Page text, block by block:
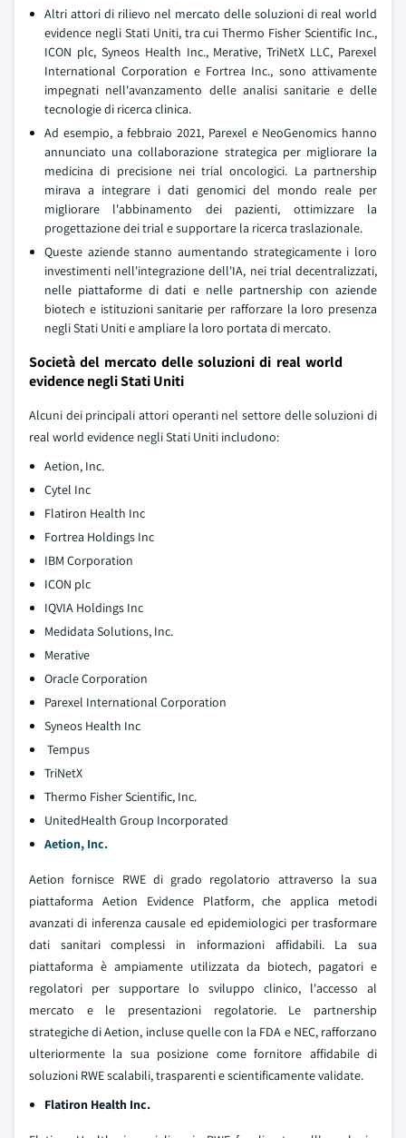
Altri attori di rilievo nel mercato delle soluzioni di real world
evidence negli Stati Uniti, tra cui Thermo Fisher Scientific Inc.,
ICON plc, Syneos Health Inc., Merative, TriNetX LLC, Parexel
International Corporation e Fortrea Inc., sono attivamente
impegnati nell'avanzamento delle analisi sanitarie e delle
tecnologie di ricerca clinica.
Ad esempio, a febbraio 2021, Parexel e NeoGenomics hanno
annunciato una collaborazione strategica per migliorare la
medicina di precisione nei trial oncologici. La partnership
mirava a integrare i dati genomici del mondo reale per
migliorare l'abbinamento dei pazienti, ottimizzare la
progettazione dei trial e supportare la ricerca traslazionale.
Queste aziende stanno aumentando strategicamente i loro
investimenti nell'integrazione dell'IA, nei trial decentralizzati,
nelle piattaforme di dati e nelle partnership con aziende
biotech e istituzioni sanitarie per rafforzare la loro presenza
negli Stati Uniti e ampliare la loro portata di mercato.
Società del mercato delle soluzioni di real world
evidence negli Stati Uniti
Alcuni dei principali attori operanti nel settore delle soluzioni di
real world evidence negli Stati Uniti includono:
Aetion, Inc.
Cytel Inc
Flatiron Health Inc
Fortrea Holdings Inc
IBM Corporation
ICON plc
IQVIA Holdings Inc
Medidata Solutions, Inc.
Merative
Oracle Corporation
Parexel International Corporation
Syneos Health Inc
Tempus
TriNetX
Thermo Fisher Scientific, Inc.
UnitedHealth Group Incorporated
Aetion, Inc.
Aetion fornisce RWE di grado regolatorio attraverso la sua
piattaforma Aetion Evidence Platform, che applica metodi
avanzati di inferenza causale ed epidemiologici per trasformare
dati sanitari complessi in informazioni affidabili. La sua
piattaforma è ampiamente utilizzata da biotech, pagatori e
regolatori per supportare lo sviluppo clinico, l'accesso al
mercato e le presentazioni regolatorie. Le partnership
strategiche di Aetion, incluse quelle con la FDA e NEC, rafforzano
ulteriormente la sua posizione come fornitore affidabile di
soluzioni RWE scalabili, trasparenti e scientificamente validate.
Flatiron Health Inc.